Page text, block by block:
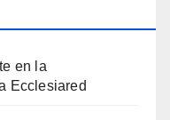
en la
Ecclesiared